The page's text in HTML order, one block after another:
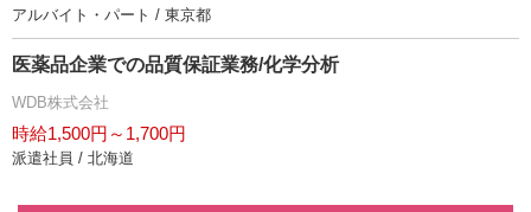
アルバイト・パート / 東京都
医薬品企業での品質保証業務/化学分析
WDB株式会社
時給1,500円～1,700円
派遣社員 / 北海道